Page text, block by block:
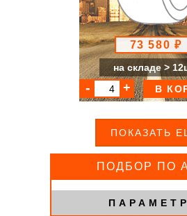
73 580 ₽
на складе >
В
ПОКАЗАТЬ
ПОДБОР ПО